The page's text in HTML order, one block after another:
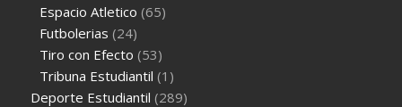
Espacio Atletico (65)
Futbolerias (24)
Tiro con Efecto (53)
Tribuna Estudiantil (1)
Deporte Estudiantil (289)